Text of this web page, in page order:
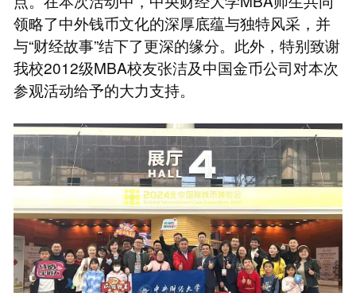
领略了中外钱币文化的深厚底蕴与独特风采，并
与“财经故事”结下了更深的缘分。此外，特别致谢
我校2012级MBA校友张洁及中国金币公司对本次
参观活动给予的大力支持。